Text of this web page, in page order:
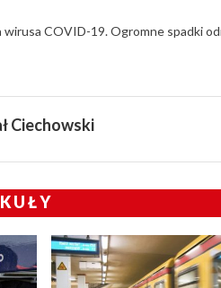
wirusa COVID-19. Ogromne spadki
Ciechowski